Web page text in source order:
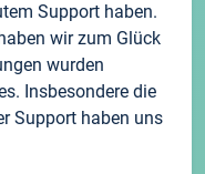
Support haben.
wir zum Glück
wurden
Insbesondere die
Support haben uns